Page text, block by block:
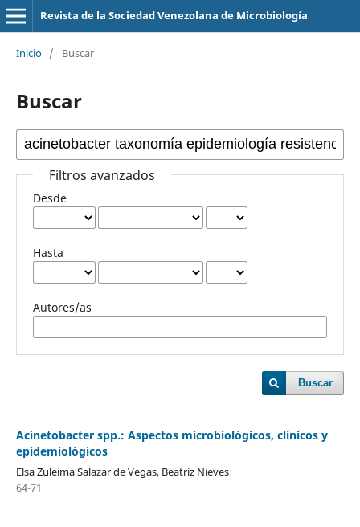
Revista de la Sociedad Venezolana de Microbiología
Inicio / Buscar
Buscar
Filtros avanzados
Desde
Hasta
Autores/as
Buscar
Acinetobacter spp.: Aspectos microbiológicos, clínicos y
epidemiológicos
Elsa Zuleima Salazar de Vegas, Beatríz Nieves
64-71